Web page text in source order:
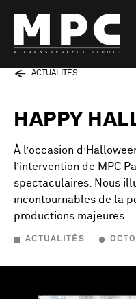
ACTUALITÉS
HAPPY
À l’occasion
l’intervention de MPC
spectaculaires. Nous
incontournables de la
productions majeures.
ACTUALITÉS